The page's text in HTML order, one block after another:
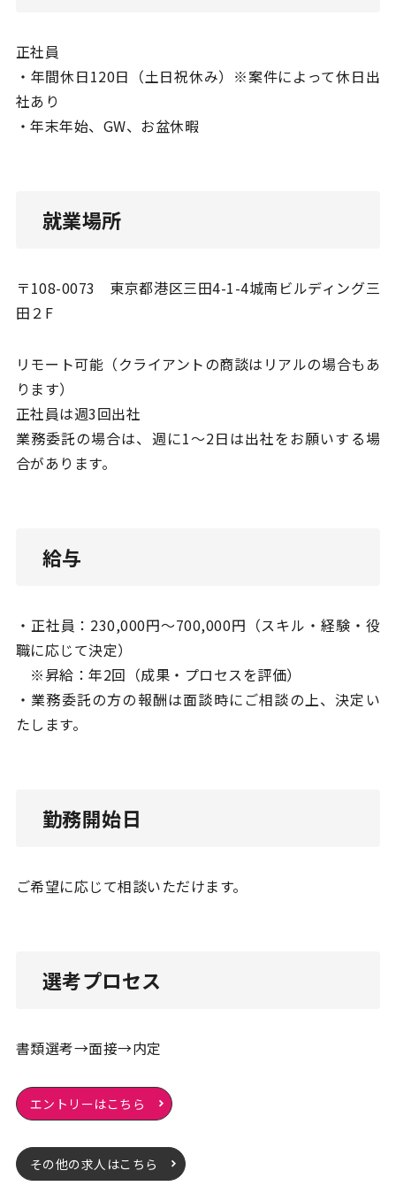
正社員
・年間休日120日（土日祝休み）※案件によって休日出
社あり
・年末年始、GW、お盆休暇
就業場所
〒108-0073 東京都港区三田4-1-4城南ビルディング三
田２F
リモート可能（クライアントの商談はリアルの場合もあ
ります）
正社員は週3回出社
業務委託の場合は、週に1〜2日は出社をお願いする場
合があります。
給与
・正社員：230,000円〜700,000円（スキル・経験・役
職に応じて決定）
※昇給：年2回（成果・プロセスを評価）
・業務委託の方の報酬は面談時にご相談の上、決定い
たします。
勤務開始日
ご希望に応じて相談いただけます。
選考プロセス
書類選考→面接→内定
エントリーはこちら
その他の求人はこちら